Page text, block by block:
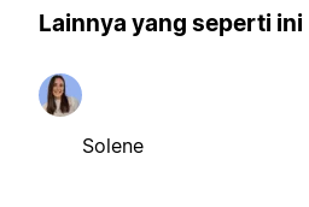
Lainnya yang seperti ini
Solene